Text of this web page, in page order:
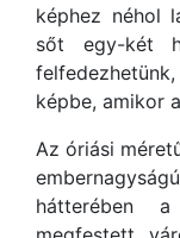
képhez néhol
sőt egy-két
képbe, amikor
Az óriási
hátterében